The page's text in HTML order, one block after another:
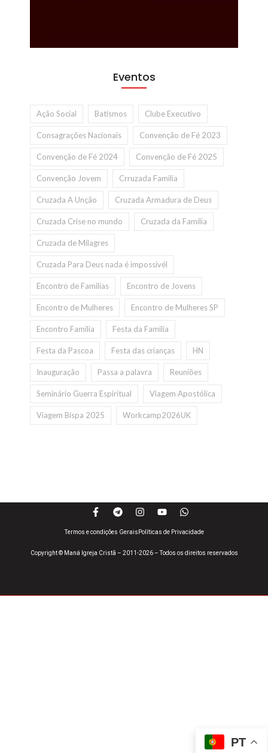
Eventos
Ação Social Batismos Clube Executivo
Consagrações Nacionais Convenção de Fé 2023
Convenção de Fé 2024 Convenção de Fé 2025
Convenção Jovem Crruzada Familia
Cruzada A Unção Cruzada Armadura de Deus
Cruzada Crise no mundo Cruzada da Familia
Cruzada de Milagres
Cruzada Para Deus nada é impossivél
Encontro de Familias Encontro de Jovens
Encontro de Mulheres Encontro de Mulheres SP
Encontro Familia Festa da Familia
Festa da Pascoa Festa das crianças HN
Inauguração Passa a palavra Reuniões
Seminário Guerra Espiritual Viagem Apostólica
Viagem Bispa 2025 Workcamp2026UK
Copyright © Maná Igreja Cristã – 2011-2026 – Todos os direitos reservados
Termos e condições Gerais Políticas de Privacidade
PT